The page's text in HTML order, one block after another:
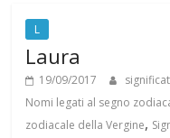
L
Laura
19/09/2017
Nomi legati al segno
zodiacale della Vergine,